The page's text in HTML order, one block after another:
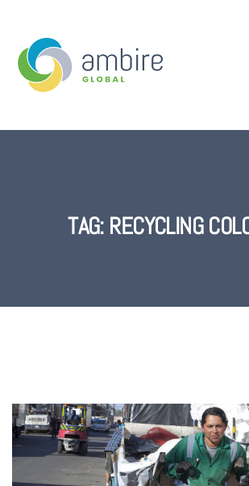
TAG: RECYCLING